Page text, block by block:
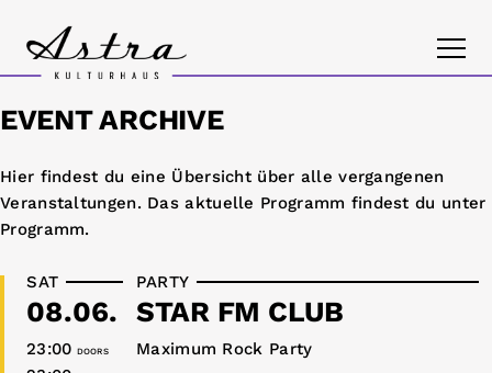
PROGRAM
EVENT ARCHIVE
Hier findest du eine Übersicht über alle vergangenen
Veranstaltungen. Das aktuelle Programm findest du unter
Programm.
SAT
08.06.
DOORS
23:00
PARTY
STAR FM CLUB
Maximum Rock Party